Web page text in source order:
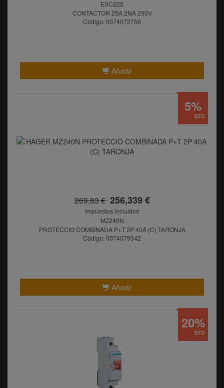
ESC225
CONTACTOR 25A 2NA 230V
Código: 0074072756
Añadir
269,83 €256,339 €
Impuestos incluidos
MZ240N
PROTECCIO COMBINADA P+T 2P 40A (C) TARONJA
Código: 0074079342
Añadir
DTO
5%
DTO
20%